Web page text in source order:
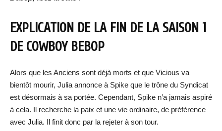
EXPLICATION DE LA FIN DE LA SAISON 1
DE COWBOY BEBOP
Alors que les Anciens sont déjà morts et que Vicious va
bientôt mourir, Julia annonce à Spike que le trône du Syndicat
est désormais à sa portée. Cependant, Spike n’a jamais aspiré
à cela. Il recherche la paix et une vie ordinaire, de préférence
avec Julia. Il finit donc par la rejeter à son tour.